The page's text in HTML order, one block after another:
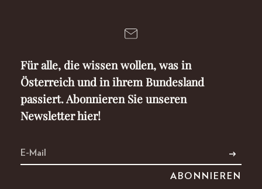
Für alle, die wissen wollen, was in
Österreich und in ihrem Bundesland
passiert. Abonnieren Sie unseren
Newsletter hier!